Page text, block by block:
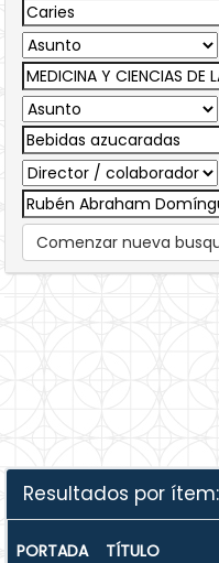
Comenzar nueva
Resultados por ítem:
PORTADA TÍTULO